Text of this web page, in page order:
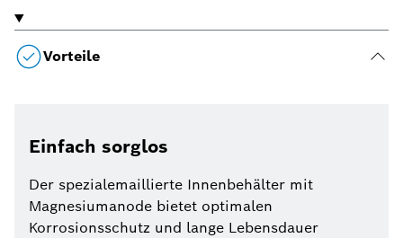
Vorteile
Einfach sorglos
Der spezialemaillierte Innenbehälter mit
Magnesiumanode bietet optimalen
Korrosionsschutz und lange Lebensdauer